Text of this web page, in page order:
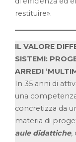
restituire».
IL VALORE
SISTEMI:
ARREDI
In 35 anni di
una
concretizza da
materia di
aule didattiche,